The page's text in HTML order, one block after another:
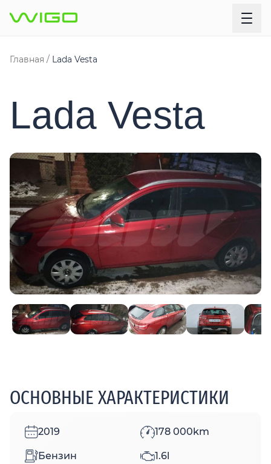
Главная Lada Vesta
Lada Vesta
ОСНОВНЫЕ ХАРАКТЕРИСТИКИ
2019 178 000km
Бензин 1.6l